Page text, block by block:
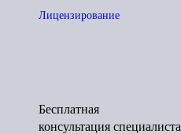
Лицензирование
Бесплатная
консультация специалиста